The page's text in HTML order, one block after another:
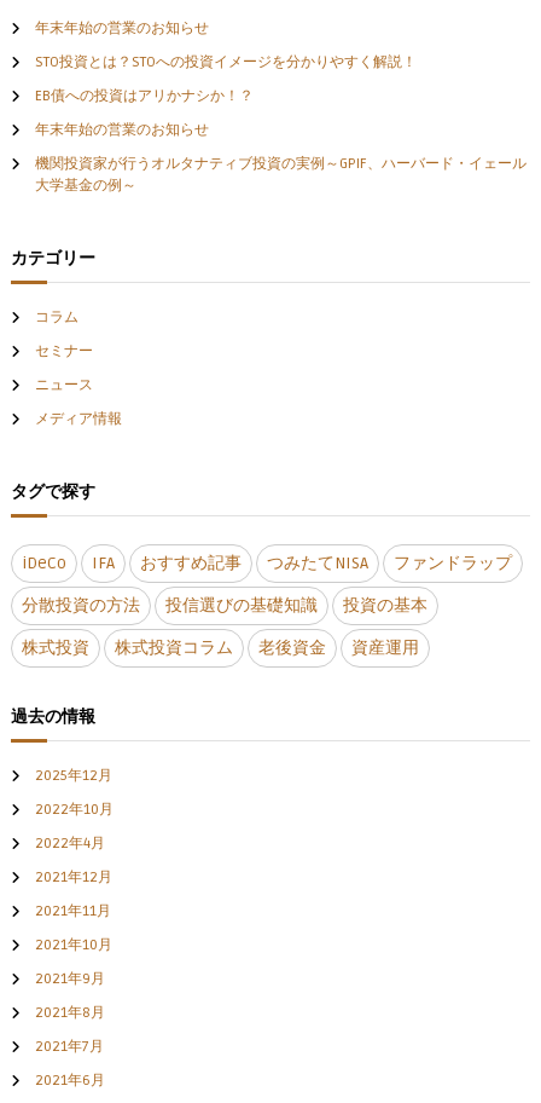
ー
シ
ョ
年末年始の営業のお知らせ
STO投資とは？STOへの投資イメージを分かりやすく解説！
EB債への投資はアリかナシか！？
年末年始の営業のお知らせ
機関投資家が行うオルタナティブ投資の実例～GPIF、ハーバード・イェール
大学基金の例～
カテゴリー
コラム
セミナー
ニュース
メディア情報
タグで探す
iDeCo IFA おすすめ記事 つみたてNISA ファンドラップ
分散投資の方法 投信選びの基礎知識 投資の基本
株式投資 株式投資コラム 老後資金 資産運用
過去の情報
2025年12月
2022年10月
2022年4月
2021年12月
2021年11月
2021年10月
2021年9月
2021年8月
2021年7月
2021年6月